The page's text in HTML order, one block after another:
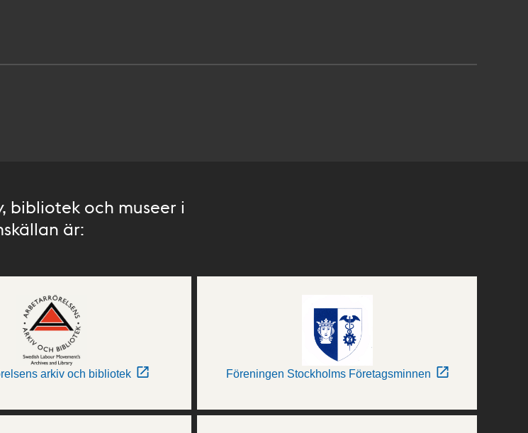
bibliotek och museer i
är:
arkiv och bibliotek Föreningen Stockholms Företagsminnen